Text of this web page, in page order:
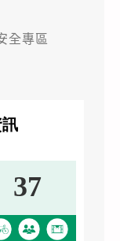
全專區